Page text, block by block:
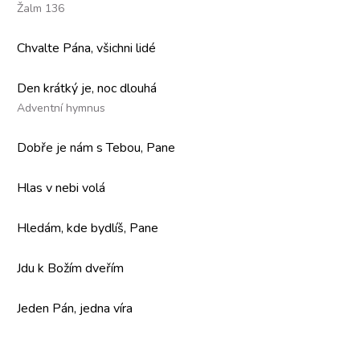
Žalm 136
Chvalte Pána, všichni lidé
Den krátký je, noc dlouhá
Adventní hymnus
Dobře je nám s Tebou, Pane
Hlas v nebi volá
Hledám, kde bydlíš, Pane
Jdu k Božím dveřím
Jeden Pán, jedna víra